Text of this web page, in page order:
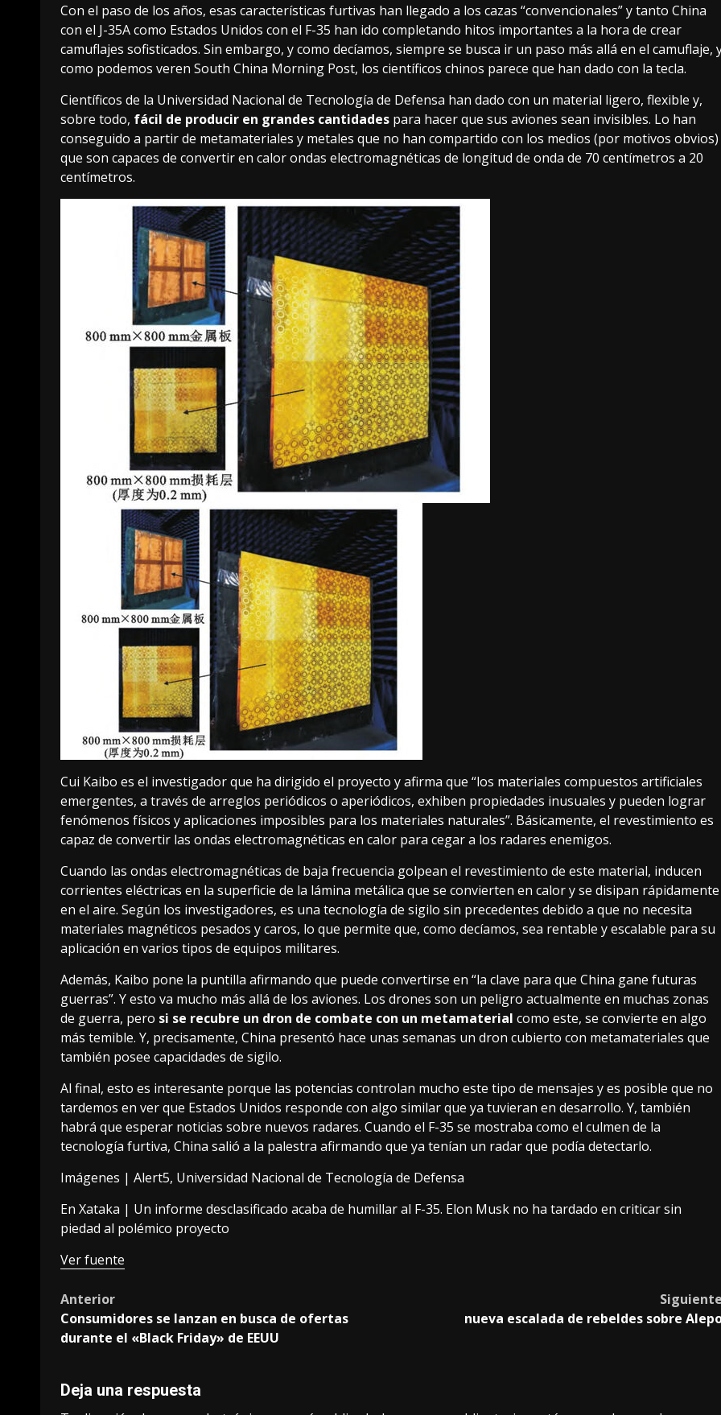
Con el paso de los años, esas características furtivas han llegado a los cazas “convencionales” y tanto China
con el J-35Acomo Estados Unidos con el F-35 han ido completando hitos importantes a la hora de crear
camuflajes sofisticados. Sin embargo, y como decíamos, siempre se busca ir un paso más allá en el camuflaje,
como podemos veren South China Morning Post, los científicos chinos parece que han dado con la tecla.
Científicos de la Universidad Nacional de Tecnología de Defensa han dado con un material ligero, flexible y,
sobre todo, fácil de producir en grandes cantidades para hacer que sus aviones sean invisibles. Lo han
conseguido a partir de metamateriales y metales que no han compartido con los medios (por motivos obvios)
que son capaces de convertir en calor ondas electromagnéticas de longitud de onda de 70 centímetros a 20
centímetros.
Cui Kaibo es el investigador que ha dirigido el proyecto y afirma que “los materiales compuestos artificiales
emergentes, a través de arreglos periódicos o aperiódicos, exhiben propiedades inusuales y pueden lograr
fenómenos físicos y aplicaciones imposibles para los materiales naturales”. Básicamente, el revestimiento es
capaz de convertir las ondas electromagnéticas en calor para cegar a los radares enemigos.
Cuando las ondas electromagnéticas de baja frecuencia golpean el revestimiento de este material, inducen
corrientes eléctricas en la superficie de la lámina metálica que se convierten en calor y se disipan rápidamente
en el aire. Según los investigadores, es una tecnología de sigilo sin precedentes debido a que no necesita
materiales magnéticos pesados y caros, lo que permite que, como decíamos, sea rentable y escalable para su
aplicación en varios tipos de equipos militares.
Además, Kaibo pone la puntilla afirmando que puede convertirse en “la clave para que China gane futuras
guerras”. Y esto va mucho más allá de los aviones. Los drones son un peligro actualmente en muchas zonas
de guerra, pero si se recubre un dron de combate con un metamaterial como este, se convierte en algo
más temible. Y, precisamente, China presentó hace unas semanas un dron cubierto con metamateriales que
también posee capacidades de sigilo.
Al final, esto es interesante porque las potencias controlan mucho este tipo de mensajes y es posible que no
tardemos en ver que Estados Unidos responde con algo similar que ya tuvieran en desarrollo. Y, también
habrá que esperar noticias sobre nuevos radares. Cuando el F-35 se mostraba como el culmen de la
tecnología furtiva, China salió a la palestra afirmando que ya tenían un radar que podía detectarlo.
Imágenes | Alert5, Universidad Nacional de Tecnología de Defensa
En Xataka | Un informe desclasificado acaba de humillar al F-35. Elon Musk no ha tardado en criticar sin
piedad al polémico proyecto
Ver fuente
Post
navigation
Anterior
Consumidores se lanzan en busca de ofertas
durante el «Black Friday» de EEUU
nueva escalada de rebeldes sobre
Deja una respuesta